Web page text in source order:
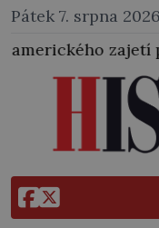
Pátek 7. srpna 2026
převezen